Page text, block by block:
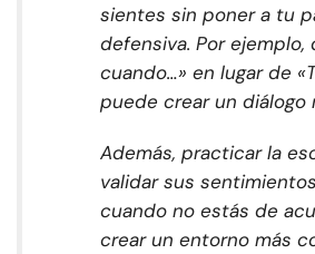
sientes sin poner a tu
defensiva. Por ejemplo,
cuando…» en lugar de
puede crear un diálogo
Además, practicar la
validar sus
cuando no estás de
crear un entorno más